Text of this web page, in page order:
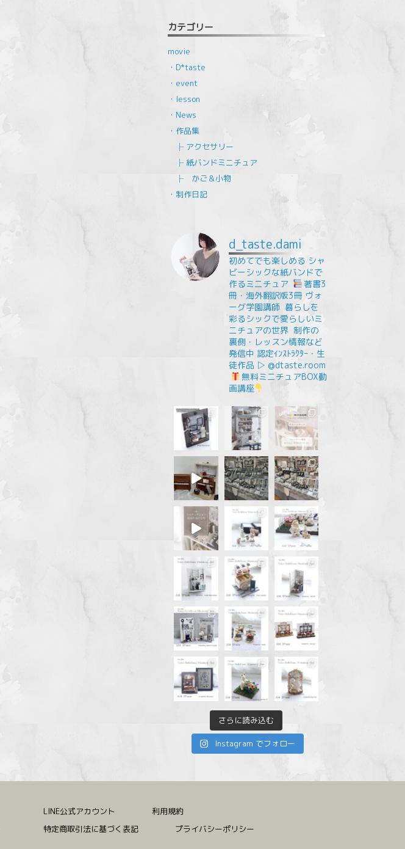
カテゴリー
movie
・D*taste
・event
・lesson
・News
・作品集
├ アクセサリー
├ 紙バンドミニチュア
├ かご＆小物
・制作日記
d_taste.dami
初めてでも楽しめる シャ
ビーシックな紙バンドで
作るミニチュア
著書3
冊・海外翻訳版3冊 ヴォ
ーグ学園講師 暮らしを
彩るシックで愛らしいミ
ニチュアの世界 制作の
裏側・レッスン情報など
発信中 認定ｲﾝｽﾄﾗｸﾀｰ・生
徒作品 ▷ @dtaste.room
無料ミニチュアBOX動
画講座
さらに読み込む
Instagram でフォロー
LINE公式アカウント
利用規約
特定商取引法に基づく表記
プライバシーポリシー